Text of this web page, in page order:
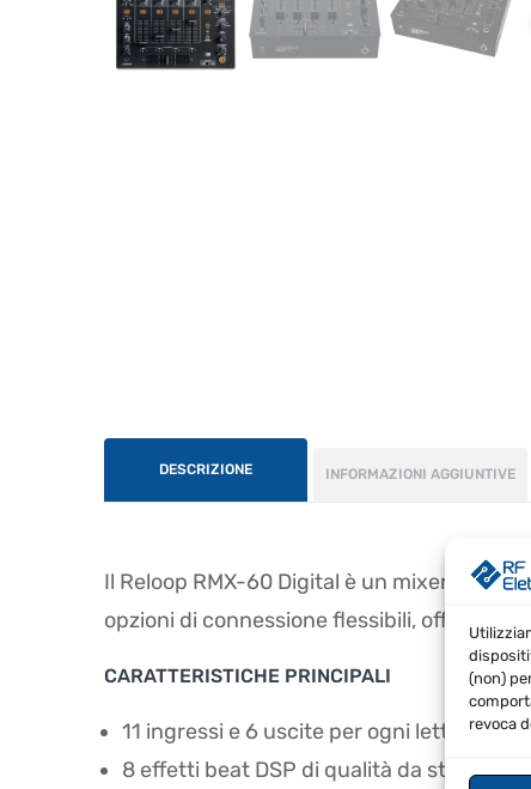
(non)
revoca
DESCRIZIONE INFORMAZIONI AGGIUNTIVE
Il Reloop RMX-60 Digital è un mixer da
opzioni di connessione flessibili, offre
CARATTERISTICHE PRINCIPALI
11 ingressi e 6 uscite per ogni lettore
8 effetti beat DSP di qualità da studio